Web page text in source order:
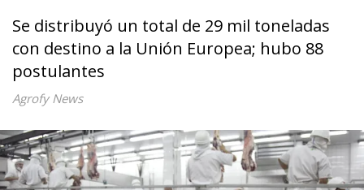
Se distribuyó un total de 29 mil toneladas
con destino a la Unión Europea; hubo 88
postulantes
Agrofy News